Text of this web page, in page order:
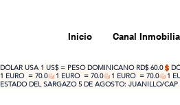
Inicio Canal
DÓLAR USA 1 US$ = PESO DOMINICANO RD$ 60.0
1 EURO  = 70.0
ESTADO DEL SARGAZO 5 DE AGOSTO: JUANILLO/